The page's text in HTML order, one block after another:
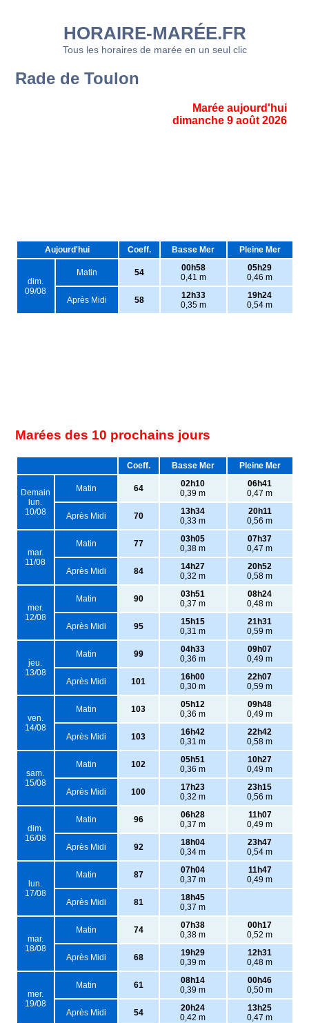
HORAIRE-MARÉE.FR
Tous les horaires de marée en un seul clic
Rade de Toulon
Marée aujourd'hui
dimanche 9 août 2026
Aujourd'hui Coeff. Basse Mer Pleine Mer
dim.
09/08
Matin 54
00h58
0,41 m
05h29
0,46 m
Après Midi 58
12h33
0,35 m
19h24
0,54 m
Marées des 10 prochains jours
Coeff. Basse Mer Pleine Mer
Demain
lun.
10/08
Matin 64
02h10
0,39 m
06h41
0,47 m
Après Midi 70
13h34
0,33 m
20h11
0,56 m
mar.
11/08
Matin 77
03h05
0,38 m
07h37
0,47 m
Après Midi 84
14h27
0,32 m
20h52
0,58 m
mer.
12/08
Matin 90
03h51
0,37 m
08h24
0,48 m
Après Midi 95
15h15
0,31 m
21h31
0,59 m
jeu.
13/08
Matin 99
04h33
0,36 m
09h07
0,49 m
Après Midi 101
16h00
0,30 m
22h07
0,59 m
ven.
14/08
Matin 103
05h12
0,36 m
09h48
0,49 m
Après Midi 103
16h42
0,31 m
22h42
0,58 m
sam.
15/08
Matin 102
05h51
0,36 m
10h27
0,49 m
Après Midi 100
17h23
0,32 m
23h15
0,56 m
dim.
16/08
Matin 96
06h28
0,37 m
11h07
0,49 m
Après Midi 92
18h04
0,34 m
23h47
0,54 m
lun.
17/08
Matin 87
07h04
0,37 m
11h47
0,49 m
Après Midi 81
18h45
0,37 m
mar.
18/08
Matin 74
07h38
0,38 m
00h17
0,52 m
Après Midi 68
19h29
0,39 m
12h31
0,48 m
mer.
19/08
Matin 61
08h14
0,39 m
00h46
0,50 m
Après Midi 54
20h24
0,42 m
13h25
0,47 m